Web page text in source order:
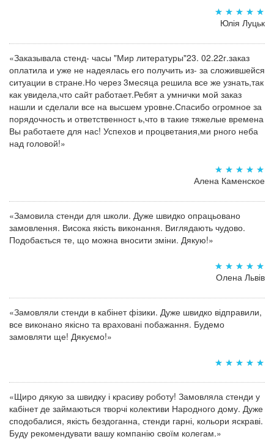
Юлія Луцьк
«Заказывала стенд- часы "Мир литературы"23. 02.22г.заказ
оплатила и уже не надеялась его получить из- за сложившейся
ситуации в стране.Но через 3месяца решила все же узнать,так
как увидела,что сайт работает.Ребят а умнички мой заказ
нашли и сделали все на высшем уровне.Спасибо огромное за
порядочность и ответственност ь,что в такие тяжелые времена
Вы работаете для нас! Успехов и процветания,ми рного неба
над головой!»
Алена Каменское
«Замовила стенди для школи. Дуже швидко опрацьовано
замовлення. Висока якість виконання. Виглядають чудово.
Подобається те, що можна вносити зміни. Дякую!»
Олена Львів
«Замовляли стенди в кабінет фізики. Дуже швидко відправили,
все виконано якісно та враховані побажання. Будемо
замовляти ще! Дякуємо!»
«Щиро дякую за швидку і красиву роботу! Замовляла стенди у
кабінет де займаються творчі колективи Народного дому. Дуже
сподобалися, якість бездоганна, стенди гарні, кольори яскраві.
Буду рекомендувати вашу компанію своїм колегам.»